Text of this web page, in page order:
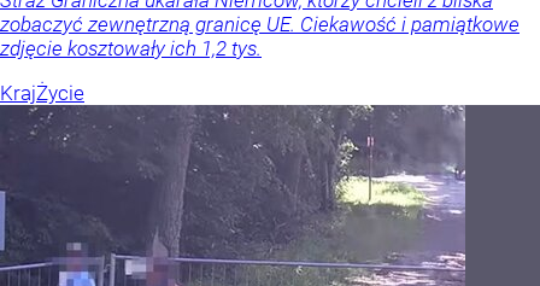
zobaczyć zewnętrzną granicę UE. Ciekawość i pamiątkowe
zdjęcie kosztowały ich 1,2 tys.
KrajŻycie